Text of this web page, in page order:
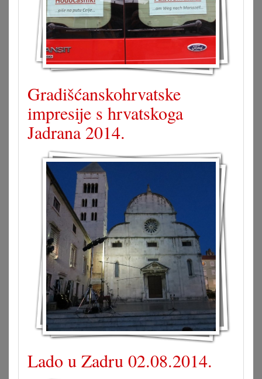
Gradišćanskohrvatske
impresije s hrvatskoga
Jadrana 2014.
Lado u Zadru 02.08.2014.